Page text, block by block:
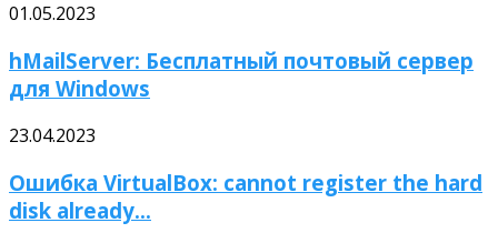
01.05.2023
hMailServer: Бесплатный почтовый сервер
для Windows
23.04.2023
Ошибка VirtualBox: cannot register the hard
disk already...